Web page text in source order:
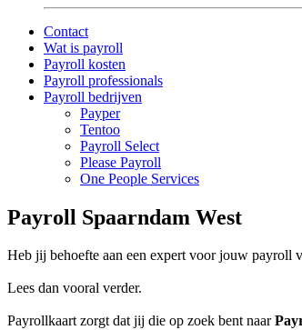
Contact
Wat is payroll
Payroll kosten
Payroll professionals
Payroll bedrijven
Payper
Tentoo
Payroll Select
Please Payroll
One People Services
Payroll Spaarndam West
Heb jij behoefte aan een expert voor jouw payroll
Lees dan vooral verder.
Payrollkaart zorgt dat jij die op zoek bent naar